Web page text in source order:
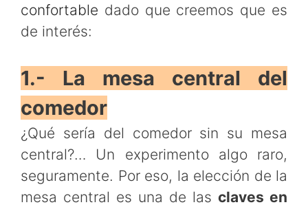
confortable dado que creemos que es
de interés:
1.- La mesa central del
comedor
¿Qué sería del comedor sin su mesa
central?… Un experimento algo raro,
seguramente. Por eso, la elección de la
mesa central es una de las claves en